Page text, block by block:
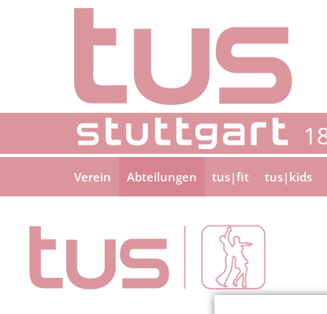
Verein Abteilungen tus|fit tus|kids